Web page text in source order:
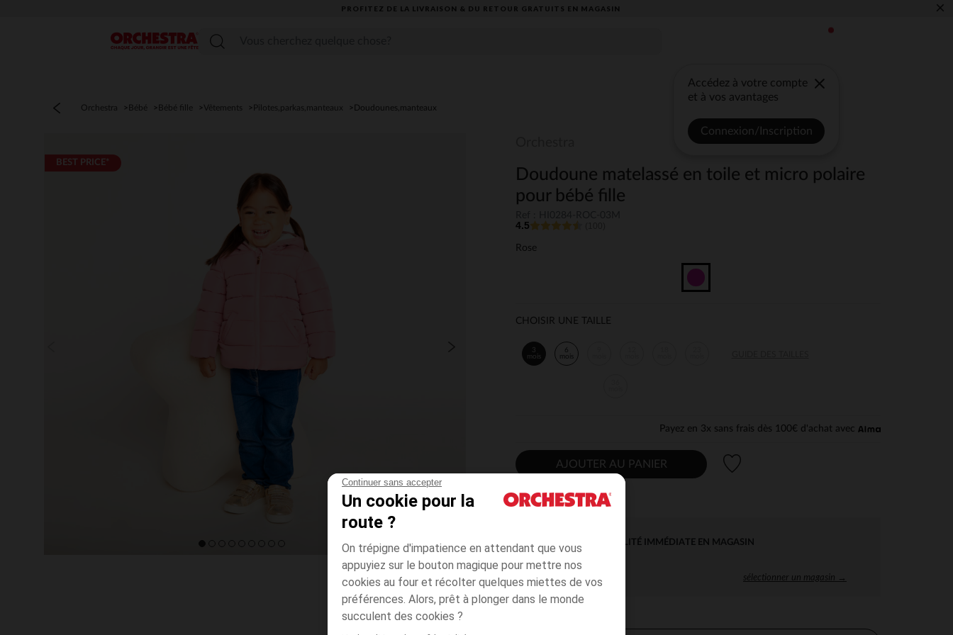
Continuer sans accepter
Un cookie pour la
route ?
On trépigne d'impatience en attendant que vous
appuyiez sur le bouton magique pour mettre nos
cookies au four et récolter quelques miettes de vos
préférences. Alors, prêt à plonger dans le monde
succulent des cookies ?
PROFITEZ DE LA LIVRAISON & DU RETOUR GRATUITS EN MAGASIN​ ×
Menu
Accédez à votre compte
et à vos avantages
Connexion/Inscription
Orchestra Bébé Bébé fille Vêtements Pilotes,parkas,manteaux Doudounes,manteaux
BEST PRICE*
Doudoune matelassé en toile et micro polaire
pour bébé fille
4.5
Rose
CHOISIR UNE TAILLE
3
mois
6
mois
Payez en 3x sans frais dès 100€ d'achat avec
AJOUTER AU PANIER
DISPONIBILITÉ IMMÉDIATE EN MAGASIN
sélectionner un magasin →